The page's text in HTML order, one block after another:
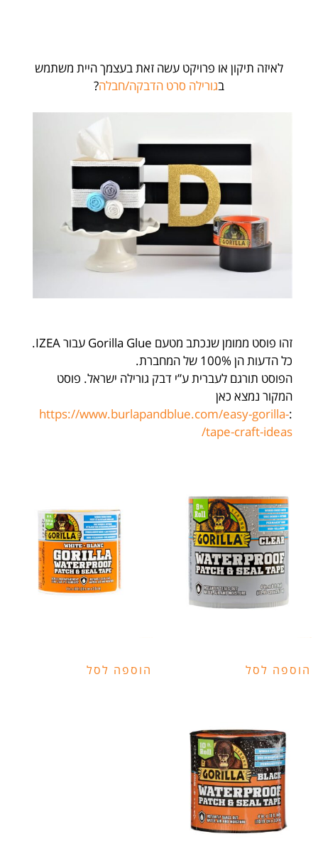
לאיזה תיקון או פרויקט עשה זאת בעצמך היית משתמש
בגורילה סרט הדבקה/חבלה?
זהו פוסט ממומן שנכתב מטעם Gorilla Glue עבור IZEA.
כל הדעות הן 100% של המחברת.
הפוסט תורגם לעברית ע”י דבק גורילה ישראל. פוסט
המקור נמצא כאן
:
https://www.burlapandblue.com/easy-gorilla-
tape-craft-ideas/
הוספה לסל הוספה לסל